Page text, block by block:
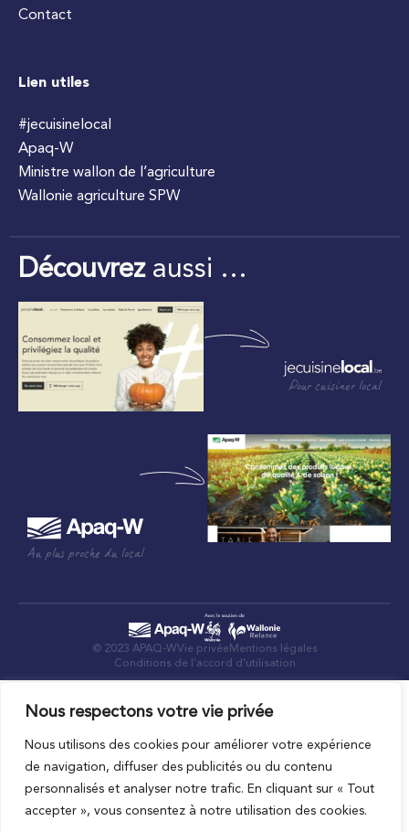
Nous respectons votre vie privée
Nous utilisons des cookies pour améliorer votre expérience
de navigation, diffuser des publicités ou du contenu
personnalisés et analyser notre trafic. En cliquant sur « Tout
accepter », vous consentez à notre utilisation des cookies.
Contact
Lien utiles
#jecuisinelocal
Apaq-W
Ministre wallon de l’agriculture
Wallonie agriculture SPW
Découvrezaussi …
Pour cuisiner local
Au plus proche du local
© 2023 APAQ-WVie privée Mentions légales
Conditions de l’accord d’utilisation